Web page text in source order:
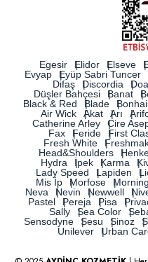
Egesir Elidor Elseve
Evyap
Eyüp Sabri Tuncer
Difaş
Discordia
Düşler Bahçesi
Banat
Black & Red
Blade
Air Wick
Akat Arı
Catherine Arley
Cire
Fax
Feride First
Fresh White
Head&Shoulders
Hydra
İpek Karma
Lady Speed
Lapiden
Mis İp
Morfose
Neva
Nevin Newwell
Pastel
Pereja Pisa
Sally
Sea Color
Sensodyne
Sesu Sinoz
Unilever
Urban